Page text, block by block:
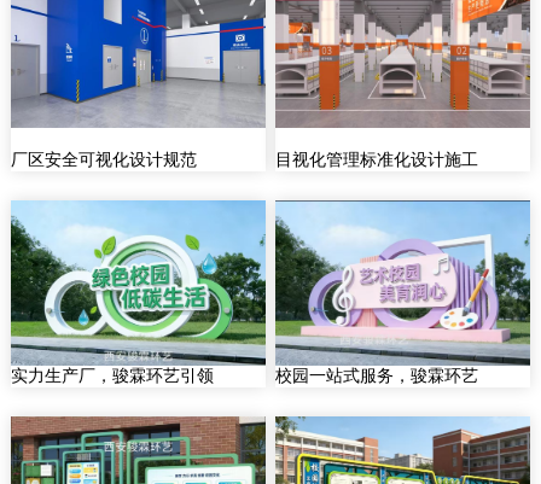
厂区安全可视化设计规范 目视化管理标准化设计施工
实力生产厂，骏霖环艺引领 校园一站式服务，骏霖环艺